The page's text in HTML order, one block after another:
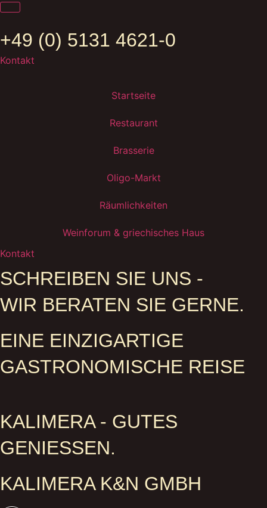
+49 (0) 5131 4621-0
Kontakt
Startseite
Restaurant
Brasserie
Oligo-Markt
Räumlichkeiten
Weinforum & griechisches Haus
Kontakt
SCHREIBEN SIE UNS -
WIR BERATEN SIE GERNE.
EINE EINZIGARTIGE
GASTRONOMISCHE REISE
KALIMERA - GUTES
GENIESSEN.
KALIMERA K&N GMBH